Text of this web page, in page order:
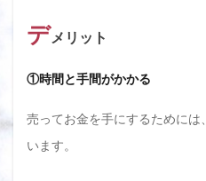
デメリット
①時間と手間がかかる
売ってお金を手にするためには
います。